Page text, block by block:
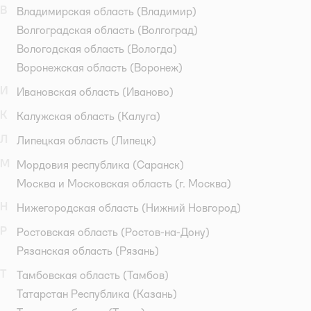
Владимирская область (Владимир)
Волгоградская область (Волгоград)
Вологодская область (Вологда)
Воронежская область (Воронеж)
Ивановская область (Иваново)
Калужская область (Калуга)
Липецкая область (Липецк)
Мордовия республика (Саранск)
Москва и Московская область (г. Москва)
Нижегородская область (Нижний Новгород)
Ростовская область (Ростов-на-Дону)
Рязанская область (Рязань)
Тамбовская область (Тамбов)
Татарстан Республика (Казань)